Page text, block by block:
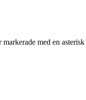
med en asterisk